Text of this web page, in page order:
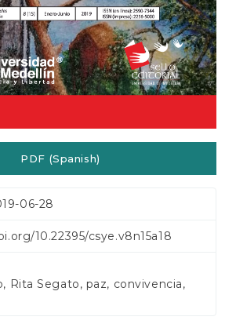
PDF (Spanish)
06-28
10.22395/csye.v8n15a18
Rita Segato, paz, convivencia,